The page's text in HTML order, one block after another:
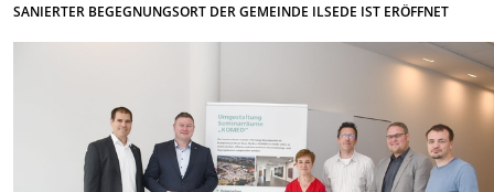
SANIERTER BEGEGNUNGSORT DER GEMEINDE ILSEDE IST ERÖFFNET